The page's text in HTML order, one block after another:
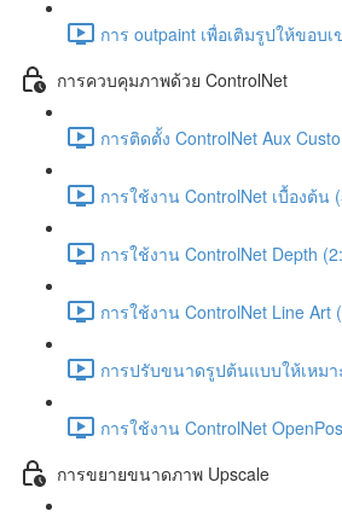
การ outpaint เพื่อเติมรูปให้ขอบ
การควบคุมภาพด้วย ControlNet
การติดตั้ง ControlNet Aux
การใช้งาน ControlNet เบื้องต้น
การใช้งาน ControlNet Depth
การใช้งาน ControlNet Line Art
การปรับขนาดรูปต้นแบบให้เหมา
การใช้งาน ControlNet
การขยายขนาดภาพ Upscale